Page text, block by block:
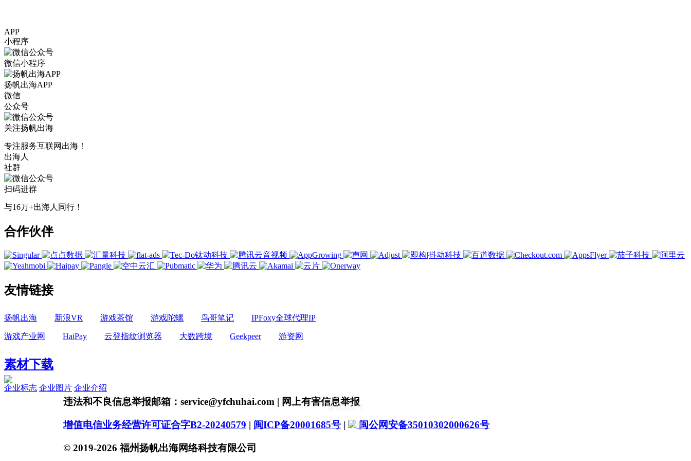
APP
小程序
微信小程序
扬帆出海APP
微信
公众号
关注扬帆出海
专注服务互联网出海！
出海人
社群
扫码进群
与16万+出海人同行！
合作伙伴
友情链接
扬帆出海 新浪VR 游戏茶馆 游戏陀螺 鸟哥笔记 IPFoxy全球代理IP
游戏产业网 HaiPay 云登指纹浏览器 大数跨境 Geekpeer 游资网
素材下载
企业标志 企业图片 企业介绍
微信公众号
微信小程序
违法和不良信息举报邮箱：service@yfchuhai.com | 网上有害信息举报
增值电信业务经营许可证合字B2-20240579 | 闽ICP备20001685号 | 闽公网安备35010302000626号
© 2019-2026 福州扬帆出海网络科技有限公司